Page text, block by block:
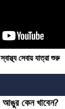
স্বাস্থ্য সেবায় যাত্রা শুরু
আঙুর কেন খাবেন?